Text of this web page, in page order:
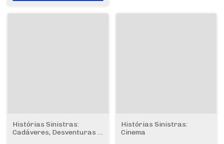
Histórias Sinistras:
Cadáveres, Desventuras e
Histórias Sinistras:
Cinema